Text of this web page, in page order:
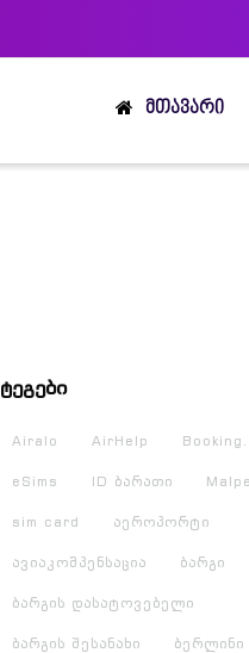
ᲛᲗᲐᲕᲐᲠᲘ
ტეგები
Airalo AirHelp
eSims ID ბარათი
sim card აეროპორტი
ავიაკომპენსაცია ბარგი
ბარგის დასატოვებელი
ბარგის შესანახი ბერლინი